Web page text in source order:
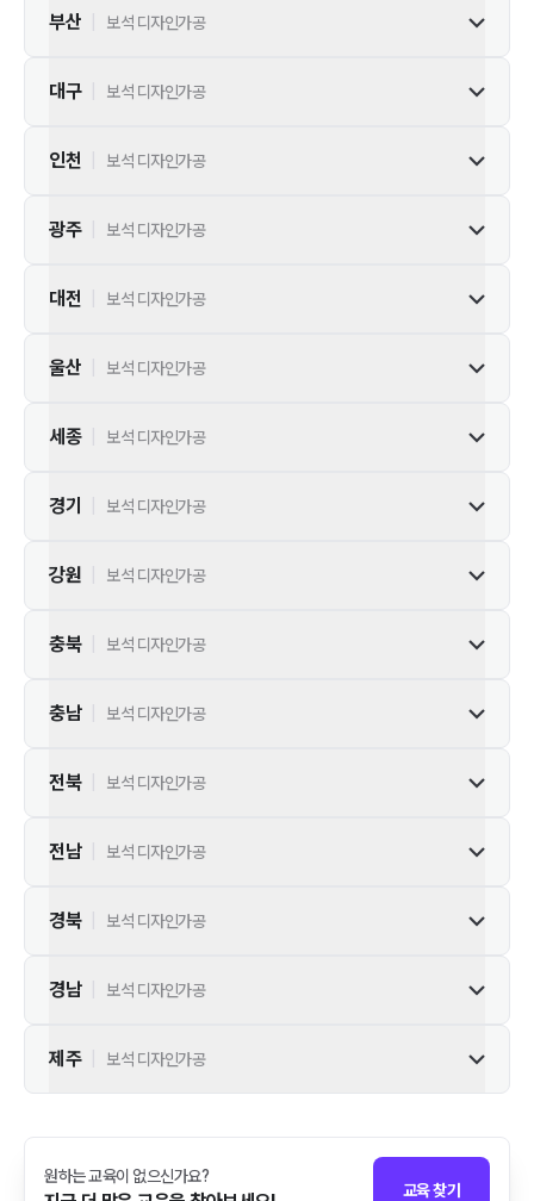
부산 보석 디자인가공
대구 보석 디자인가공
인천 보석 디자인가공
광주 보석 디자인가공
대전 보석 디자인가공
울산 보석 디자인가공
세종 보석 디자인가공
경기 보석 디자인가공
강원 보석 디자인가공
충북 보석 디자인가공
충남 보석 디자인가공
전북 보석 디자인가공
전남 보석 디자인가공
경북 보석 디자인가공
경남 보석 디자인가공
제주 보석 디자인가공
원하는 교육이 없으신가요?
교육 찾기